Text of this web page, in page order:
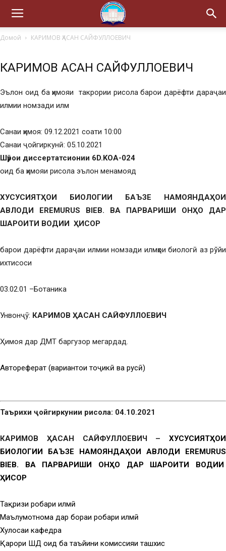
Домой КАРИМОВ ҲАСАН САЙФУЛЛОЕВИЧ
КАРИМОВ ҲАСАН САЙФУЛЛОЕВИЧ
Эълон оид ба ҳимояи такрории рисола барои дарёфти дараҷаи
илмии номзади илм
Санаи ҳимоя: 09.12.2021 соати 10:00
Санаи ҷойгиркунӣ: 05.10.2021
Шӯрои диссертатсионии 6D.KOA-024
оид ба ҳимояи рисола эълон менамояд
ХУСУСИЯТҲОИ БИОЛОГИИ БАЪЗЕ НАМОЯНДАҲОИ
АВЛОДИ EREMURUS BIEB. ВА ПАРВАРИШИ ОНҲО ДАР
ШАРОИТИ ВОДИИ ҲИСОР
барои дарёфти дараҷаи илмии номзади илмҳои биологӣ аз рўйи
ихтисоси
03.02.01 –Ботаника
Унвонҷӯ: КАРИМОВ ҲАСАН САЙФУЛЛОЕВИЧ
Ҳимоя дар ДМТ баргузор мегардад.
Автореферат (вариантҳои тоҷикӣ ва русӣ)
Таърихи ҷойгиркунии рисола: 04.10.2021
КАРИМОВ ҲАСАН САЙФУЛЛОЕВИЧ– ХУСУСИЯТҲОИ
БИОЛОГИИ БАЪЗЕ НАМОЯНДАҲОИ АВЛОДИ EREMURUS
BIEB. ВА ПАРВАРИШИ ОНҲО ДАР ШАРОИТИ ВОДИИ
ҲИСОР
Тақризи роҳбари илмӣ
Маълумотнома дар бораи роҳбари илмӣ
Хулосаи кафедра
Қарори ШД оид ба таъйини комиссияи ташхис